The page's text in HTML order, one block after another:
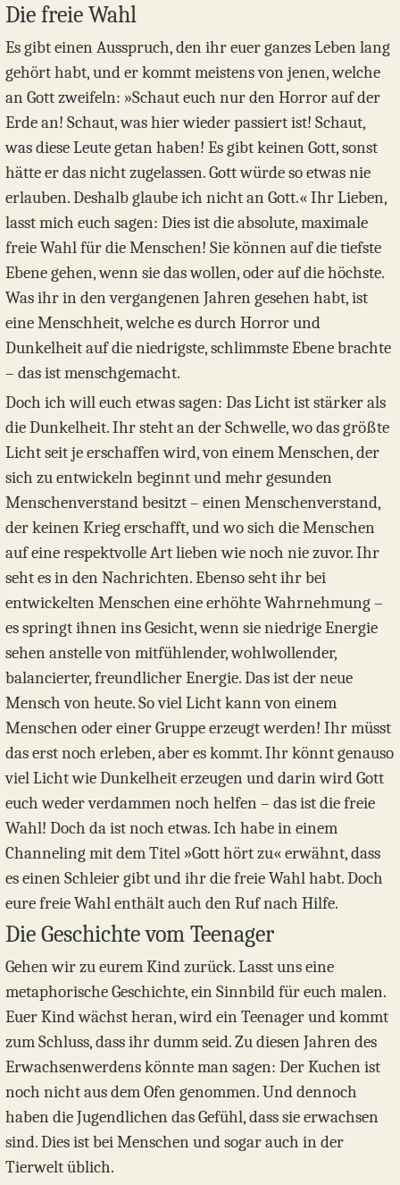
Die freie Wahl
Es gibt einen Ausspruch, den ihr euer ganzes Leben lang
gehört habt, und er kommt meistens von jenen, welche
an Gott zweifeln: »Schaut euch nur den Horror auf der
Erde an! Schaut, was hier wieder passiert ist! Schaut,
was diese Leute getan haben! Es gibt keinen Gott, sonst
hätte er das nicht zugelassen. Gott würde so etwas nie
erlauben. Deshalb glaube ich nicht an Gott.« Ihr Lieben,
lasst mich euch sagen: Dies ist die absolute, maximale
freie Wahl für die Menschen! Sie können auf die tiefste
Ebene gehen, wenn sie das wollen, oder auf die höchste.
Was ihr in den vergangenen Jahren gesehen habt, ist
eine Menschheit, welche es durch Horror und
Dunkelheit auf die niedrigste, schlimmste Ebene brachte
– das ist menschgemacht.
Doch ich will euch etwas sagen: Das Licht ist stärker als
die Dunkelheit. Ihr steht an der Schwelle, wo das größte
Licht seit je erschaffen wird, von einem Menschen, der
sich zu entwickeln beginnt und mehr gesunden
Menschenverstand besitzt – einen Menschenverstand,
der keinen Krieg erschafft, und wo sich die Menschen
auf eine respektvolle Art lieben wie noch nie zuvor. Ihr
seht es in den Nachrichten. Ebenso seht ihr bei
entwickelten Menschen eine erhöhte Wahrnehmung –
es springt ihnen ins Gesicht, wenn sie niedrige Energie
sehen anstelle von mitfühlender, wohlwollender,
balancierter, freundlicher Energie. Das ist der neue
Mensch von heute. So viel Licht kann von einem
Menschen oder einer Gruppe erzeugt werden! Ihr müsst
das erst noch erleben, aber es kommt. Ihr könnt genauso
viel Licht wie Dunkelheit erzeugen und darin wird Gott
euch weder verdammen noch helfen – das ist die freie
Wahl! Doch da ist noch etwas. Ich habe in einem
Channeling mit dem Titel »Gott hört zu« erwähnt, dass
es einen Schleier gibt und ihr die freie Wahl habt. Doch
eure freie Wahl enthält auch den Ruf nach Hilfe.
Die Geschichte vom Teenager
Gehen wir zu eurem Kind zurück. Lasst uns eine
metaphorische Geschichte, ein Sinnbild für euch malen.
Euer Kind wächst heran, wird ein Teenager und kommt
zum Schluss, dass ihr dumm seid. Zu diesen Jahren des
Erwachsenwerdens könnte man sagen: Der Kuchen ist
noch nicht aus dem Ofen genommen. Und dennoch
haben die Jugendlichen das Gefühl, dass sie erwachsen
sind. Dies ist bei Menschen und sogar auch in der
Tierwelt üblich.